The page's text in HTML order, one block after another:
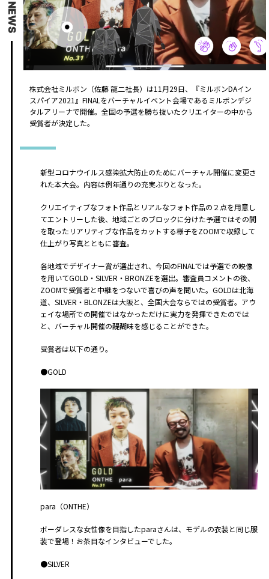
NEWS
株式会社ミルボン（佐藤 龍二社長）は11月29日、『ミルボンDAイン
スパイア2021』FINALをバーチャルイベント会場であるミルボンデジ
タルアリーナで開催。全国の予選を勝ち抜いたクリエイターの中から
受賞者が決定した。
新型コロナウイルス感染拡大防止のためにバーチャル開催に変更さ
れた本大会。内容は例年通りの充実ぶりとなった。
クリエイティブなフォト作品とリアルなフォト作品の２点を用意し
てエントリーした後、地域ごとのブロックに分けた予選ではその間
を取ったリアリティブな作品をカットする様子をZOOMで収録して
仕上がり写真とともに審査。
各地域でデザイナー賞が選出され、今回のFINALでは予選での映像
を用いてGOLD・SILVER・BRONZEを選出。審査員コメントの後、
ZOOMで受賞者と中継をつないで喜びの声を聞いた。GOLDは北海
道、SILVER・BLONZEは大阪と、全国大会ならではの受賞者。アウ
ェイな場所での開催ではなかっただけに実力を発揮できたのでは
と、バーチャル開催の醍醐味を感じることができた。
受賞者は以下の通り。
●GOLD
para（ONTHE）
ボーダレスな女性像を目指したparaさんは、モデルの衣装と同じ服
装で登場！お茶目なインタビューでした。
●SILVER